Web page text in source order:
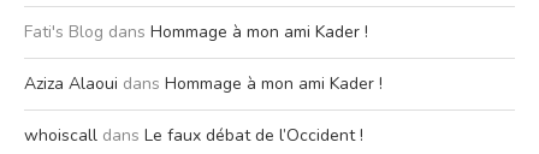
Fati's Blog dans Hommage à mon ami Kader !
Aziza Alaoui dans Hommage à mon ami Kader !
whoiscall dans Le faux débat de l’Occident !